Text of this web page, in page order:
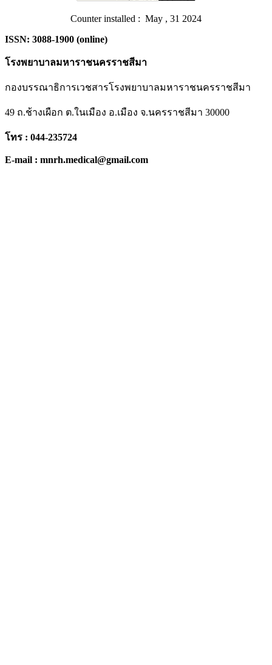
Counter installed : May , 31 2024
ISSN: 3088-1900 (online)
โรงพยาบาลมหาราชนครราชสีมา
กองบรรณาธิการเวชสารโรงพยาบาลมหาราชนครราชสีมา
49 ถ.ช้างเผือก ต.ในเมือง อ.เมือง จ.นครราชสีมา 30000
โทร : 044-235724
E-mail : mnrh.medical@gmail.com